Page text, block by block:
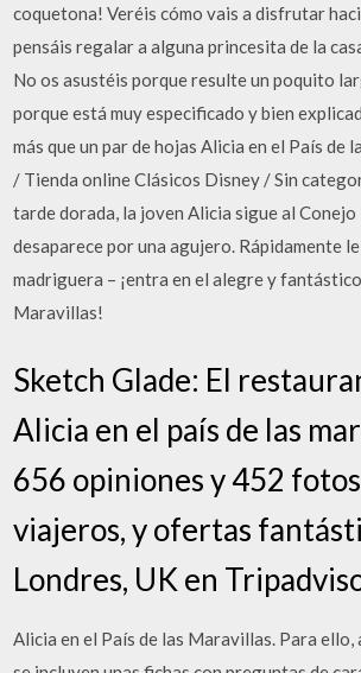
coquetona! Veréis cómo vais a disfrutar
pensáis regalar a alguna princesita de la
No os asustéis porque resulte un poquito
porque está muy especificado y bien
más que un par de hojas Alicia en el País de
/ Tienda online Clásicos Disney / Sin
tarde dorada, la joven Alicia sigue al Conejo
desaparece por una agujero. Rápidamente
madriguera – ¡entra en el alegre y
Maravillas!
Sketch Glade: El
Alicia en el país de las
656 opiniones y 452
viajeros, y ofertas
Londres, UK en
Alicia en el País de las Maravillas. Para